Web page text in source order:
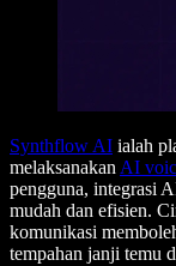
Synthflow AI ialah
melaksanakan AI
pengguna, integrasi
mudah dan efisien.
komunikasi
tempahan janji temu